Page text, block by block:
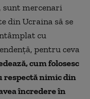
mercenari
din Ucraina să se
cu
pentru ceva
cum folosesc
respectă nimic din
încredere în